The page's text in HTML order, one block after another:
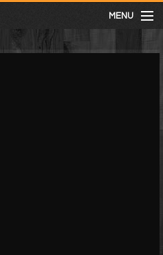
MENU